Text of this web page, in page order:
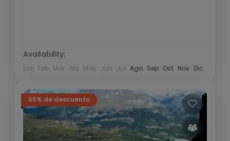
Availability:
Ene Feb Mar Abr May Jun Jul Ago Sep Oct Nov Dic
55% de descuento